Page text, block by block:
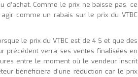
Comme le prix ne baisse pas, ce
comme un rabais sur le prix du VTBC
le prix du VTBC est de 4 $ et que des
précédent verra ses ventes finalisées en
entre le moment où le vendeur inscrit
bénéficiera d’une réduction car le prix